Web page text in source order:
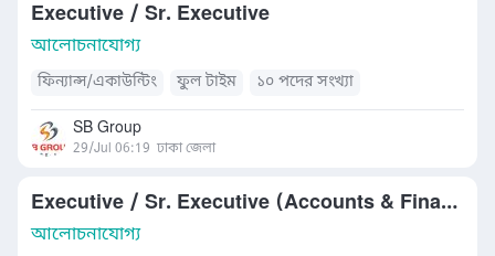
Executive / Sr. Executive
আলোচনাযোগ্য
ফিন্যান্স/একাউন্টিং ফুল টাইম ১০ পদের সংখ্যা
SB Group
29/Jul 06:19 ঢাকা জেলা
Executive / Sr. Executive (Accounts & Finance)
আলোচনাযোগ্য